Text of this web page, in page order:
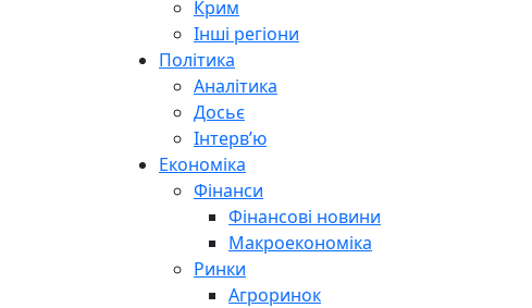
Крим
Інші регіони
Політика
Аналітика
Досьє
Інтерв’ю
Економіка
Фінанси
Фінансові новини
Макроекономіка
Ринки
Агроринок